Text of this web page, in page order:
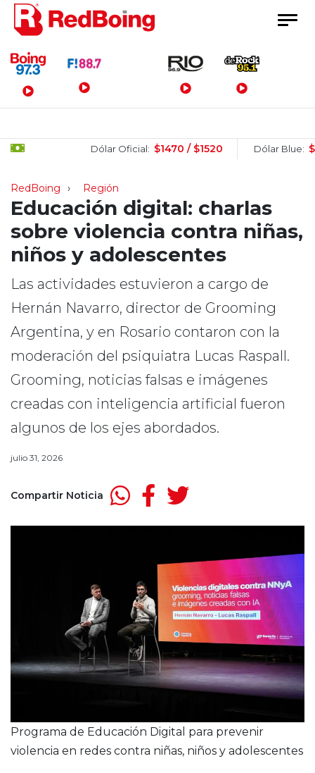
Menú Principal
Dólar Oficial: $1470 / $1520 Dólar Blue: $1505 /
RedBoing Región
Educación digital: charlas
sobre violencia contra niñas,
niños y adolescentes
Las actividades estuvieron a cargo de
Hernán Navarro, director de Grooming
Argentina, y en Rosario contaron con la
moderación del psiquiatra Lucas Raspall.
Grooming, noticias falsas e imágenes
creadas con inteligencia artificial fueron
algunos de los ejes abordados.
julio 31, 2026
Compartir Noticia
Programa de Educación Digital para prevenir
violencia en redes contra niñas, niños y adolescentes